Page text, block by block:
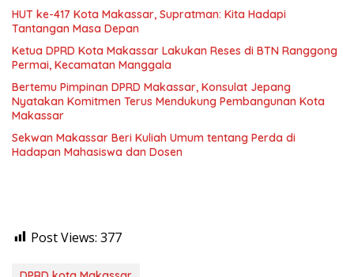
HUT ke-417 Kota Makassar, Supratman: Kita Hadapi
Tantangan Masa Depan
Ketua DPRD Kota Makassar Lakukan Reses di BTN Ranggong
Permai, Kecamatan Manggala
Bertemu Pimpinan DPRD Makassar, Konsulat Jepang
Nyatakan Komitmen Terus Mendukung Pembangunan Kota
Makassar
Sekwan Makassar Beri Kuliah Umum tentang Perda di
Hadapan Mahasiswa dan Dosen
Post Views: 377